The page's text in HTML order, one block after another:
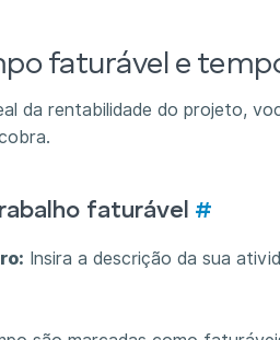
faturável e
da rentabilidade do projeto,
faturável #
Insira a descrição da sua